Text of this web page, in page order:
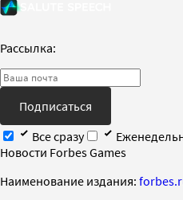
Рассылка:
Подписаться
Все сразу
Новости Forbes Games
Наименование издания: